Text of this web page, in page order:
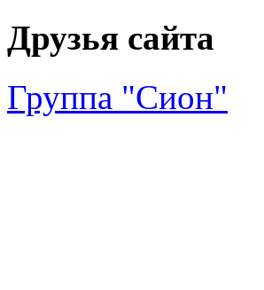
Друзья сайта
Группа "Сион"